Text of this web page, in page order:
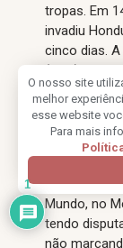
O nosso site
melhor
esse website
Para mais
tropas. Em
invadiu
cinco dias.
(OEA)
em 20 de
a guerra
maioria
No ano
Mundo, no
tendo
não
1